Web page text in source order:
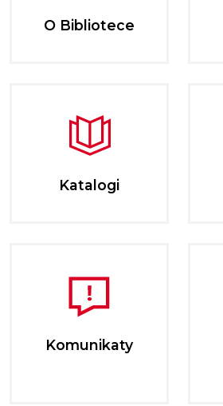
O Bibliotece
Katalogi
Komunikaty